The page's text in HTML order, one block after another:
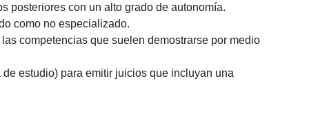
posteriores con un alto grado de autonomía.
como no especializado.
competencias que suelen demostrarse por medio
estudio) para emitir juicios que incluyan una